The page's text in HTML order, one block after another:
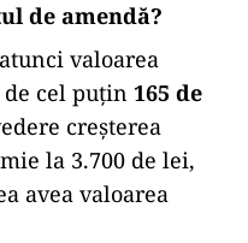
de amendă?
valoarea
cel puțin 165 de
creșterea
la 3.700 de lei,
avea valoarea